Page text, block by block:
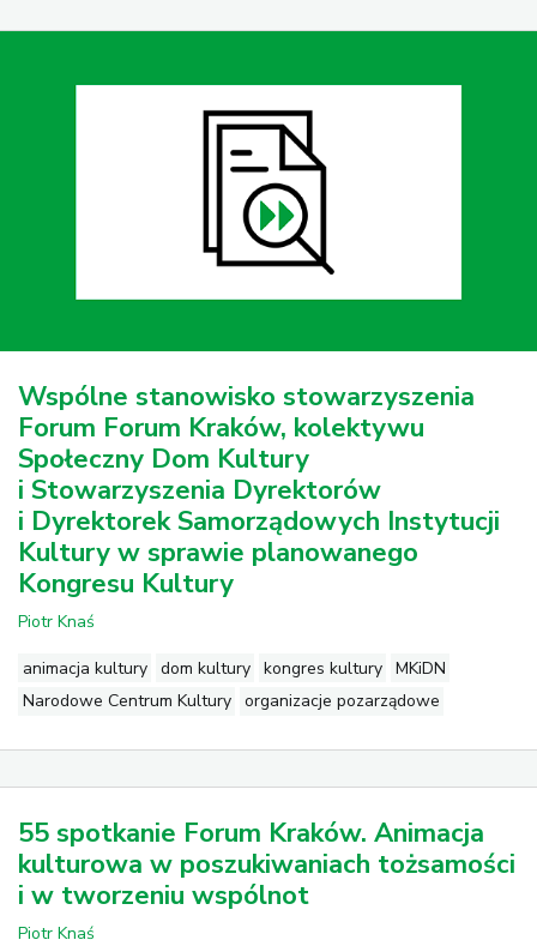
Wspólne stanowisko stowarzyszenia
Forum Forum Kraków, kolektywu
Społeczny Dom Kultury
i Stowarzyszenia Dyrektorów
i Dyrektorek Samorządowych Instytucji
Kultury w sprawie planowanego
Kongresu Kultury
Piotr Knaś
animacja kultury dom kultury kongres kultury
MKiDN
Narodowe Centrum Kultury
organizacje pozarządowe
55 spotkanie Forum Kraków. Animacja
kulturowa w poszukiwaniach tożsamości
i w tworzeniu wspólnot
Piotr Knaś